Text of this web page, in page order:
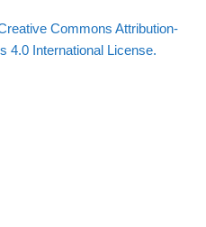
Commons Attribution-
4.0 International License.